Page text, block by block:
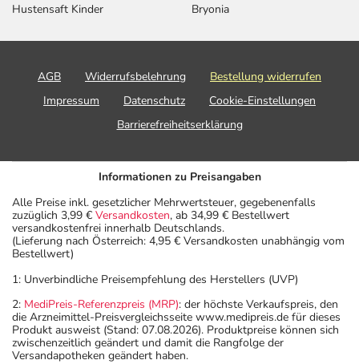
Hustensaft Kinder
Bryonia
AGB Widerrufsbelehrung
Bestellung widerrufen
Impressum
Datenschutz
Cookie-Einstellungen
Barrierefreiheitserklärung
Informationen zu Preisangaben
Alle Preise inkl. gesetzlicher Mehrwertsteuer, gegebenenfalls
zuzüglich 3,99 € Versandkosten, ab 34,99 € Bestellwert
versandkostenfrei innerhalb Deutschlands.
(Lieferung nach Österreich: 4,95 € Versandkosten unabhängig vom
Bestellwert)
1: Unverbindliche Preisempfehlung des Herstellers (UVP)
2: MediPreis-Referenzpreis (MRP): der höchste Verkaufspreis, den
die Arzneimittel-Preisvergleichsseite www.medipreis.de für dieses
Produkt ausweist (Stand: 07.08.2026). Produktpreise können sich
zwischenzeitlich geändert und damit die Rangfolge der
Versandapotheken geändert haben.